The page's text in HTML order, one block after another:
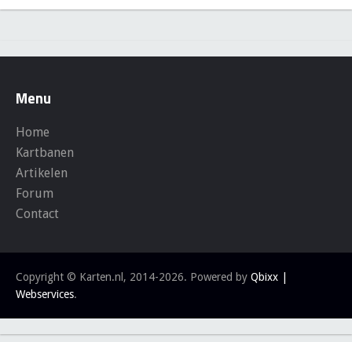
Menu
Home
Kartbanen
Artikelen
Forum
Contact
Copyright © Karten.nl, 2014-2026. Powered by Qbixx |
Webservices.